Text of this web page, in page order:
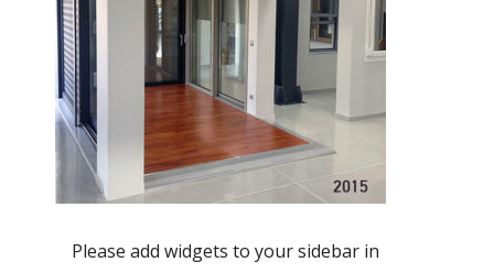
Please add widgets to your sidebar in